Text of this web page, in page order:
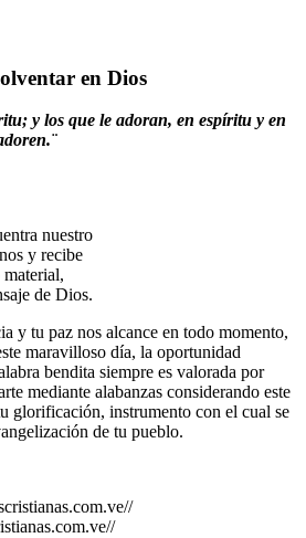
en Dios
y los que le adoran, en espíritu y en
nuestro
y recibe
de Dios.
y tu paz nos alcance en todo momento,
maravilloso día, la oportunidad
bendita siempre es valorada por
mediante alabanzas considerando este
glorificación, instrumento con el cual se
de tu pueblo.